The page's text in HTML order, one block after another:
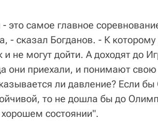
это самое главное
- сказал Богданов. - К
не могут дойти. А доходят до
они приехали, и понимают свою
ли давление? Если
то не дошла бы до
состоянии".